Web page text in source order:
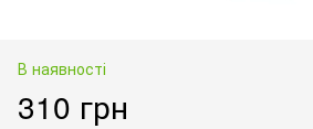
В наявності
310 грн